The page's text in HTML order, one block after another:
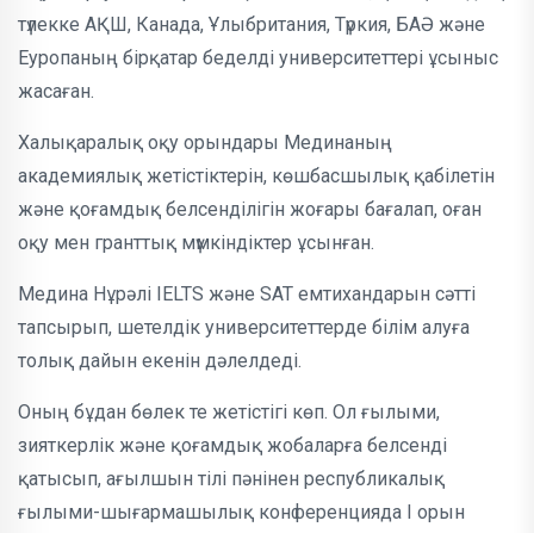
түлекке АҚШ, Канада, Ұлыбритания, Түркия, БАӘ және
Еуропаның бірқатар беделді университеттері ұсыныс
жасаған.
Халықаралық оқу орындары Мединаның
академиялық жетістіктерін, көшбасшылық қабілетін
және қоғамдық белсенділігін жоғары бағалап, оған
оқу мен гранттық мүмкіндіктер ұсынған.
Медина Нұрәлі IELTS және SAT емтихандарын сәтті
тапсырып, шетелдік университеттерде білім алуға
толық дайын екенін дәлелдеді.
Оның бұдан бөлек те жетістігі көп. Ол ғылыми,
зияткерлік және қоғамдық жобаларға белсенді
қатысып, ағылшын тілі пәнінен республикалық
ғылыми-шығармашылық конференцияда І орын